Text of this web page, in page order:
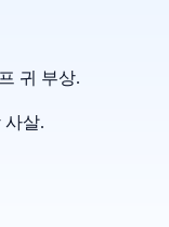
귀 부상.
사살.